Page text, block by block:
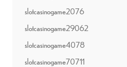
slotcasinogame2076
slotcasinogame29062
slotcasinogame4078
slotcasinogame70711